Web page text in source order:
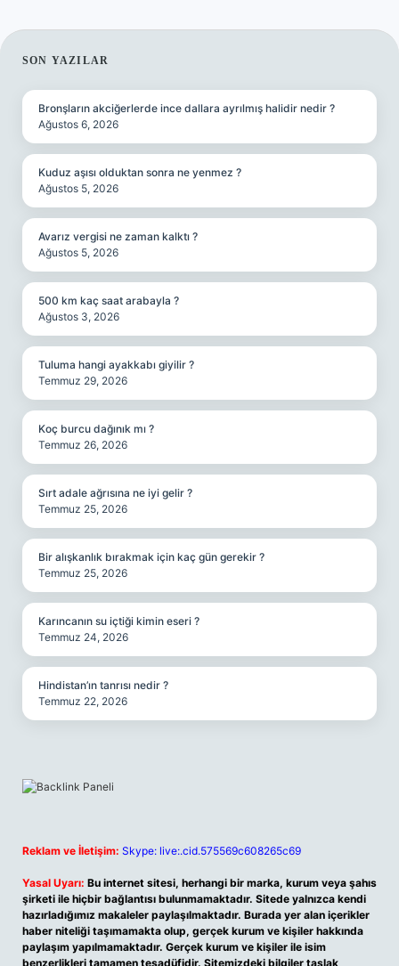
SIDEBAR
SON YAZILAR
Bronşların akciğerlerde ince dallara ayrılmış halidir nedir ?
Ağustos 6, 2026
Kuduz aşısı olduktan sonra ne yenmez ?
Ağustos 5, 2026
Avarız vergisi ne zaman kalktı ?
Ağustos 5, 2026
500 km kaç saat arabayla ?
Ağustos 3, 2026
Tuluma hangi ayakkabı giyilir ?
Temmuz 29, 2026
Koç burcu dağınık mı ?
Temmuz 26, 2026
Sırt adale ağrısına ne iyi gelir ?
Temmuz 25, 2026
Bir alışkanlık bırakmak için kaç gün gerekir ?
Temmuz 25, 2026
Karıncanın su içtiği kimin eseri ?
Temmuz 24, 2026
Hindistan’ın tanrısı nedir ?
Temmuz 22, 2026
Reklam ve İletişim: Skype: live:.cid.575569c608265c69
Yasal Uyarı: Bu internet sitesi, herhangi bir marka, kurum veya şahıs
şirketi ile hiçbir bağlantısı bulunmamaktadır. Sitede yalnızca kendi
hazırladığımız makaleler paylaşılmaktadır. Burada yer alan içerikler
haber niteliği taşımamakta olup, gerçek kurum ve kişiler hakkında
paylaşım yapılmamaktadır. Gerçek kurum ve kişiler ile isim
benzerlikleri tamamen tesadüfidir. Sitemizdeki bilgiler taslak